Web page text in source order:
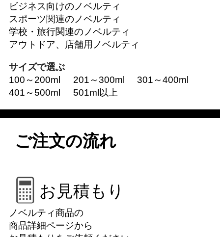
ビジネス向けのノベルティ
スポーツ関連のノベルティ
学校・旅行関連のノベルティ
アウトドア、店舗用ノベルティ
サイズで選ぶ
100～200ml
201～300ml
301～400ml
401～500ml
501ml以上
ご注文の流れ
お見積もり
ノベルティ商品の
商品詳細ページから